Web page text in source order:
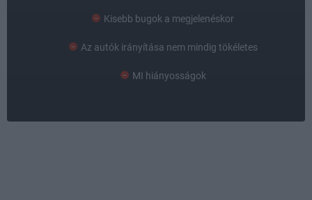
Kisebb bugok a megjelenéskor
Az autók irányítása nem mindig tökéletes
MI hiányosságok